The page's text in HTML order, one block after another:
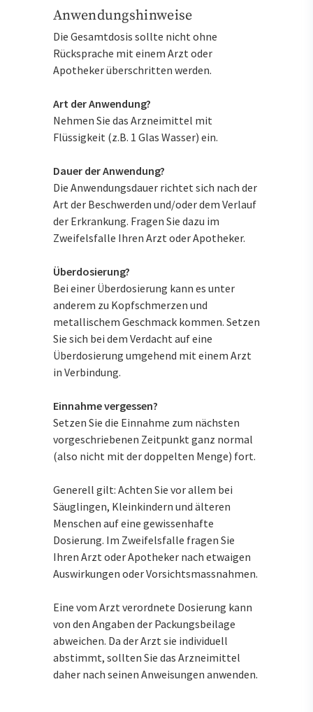
Anwendungshinweise
Die Gesamtdosis sollte nicht ohne
Rücksprache mit einem Arzt oder
Apotheker überschritten werden.
Art der Anwendung?
Nehmen Sie das Arzneimittel mit
Flüssigkeit (z.B. 1 Glas Wasser) ein.
Dauer der Anwendung?
Die Anwendungsdauer richtet sich nach der
Art der Beschwerden und/oder dem Verlauf
der Erkrankung. Fragen Sie dazu im
Zweifelsfalle Ihren Arzt oder Apotheker.
Überdosierung?
Bei einer Überdosierung kann es unter
anderem zu Kopfschmerzen und
metallischem Geschmack kommen. Setzen
Sie sich bei dem Verdacht auf eine
Überdosierung umgehend mit einem Arzt
in Verbindung.
Einnahme vergessen?
Setzen Sie die Einnahme zum nächsten
vorgeschriebenen Zeitpunkt ganz normal
(also nicht mit der doppelten Menge) fort.
Generell gilt: Achten Sie vor allem bei
Säuglingen, Kleinkindern und älteren
Menschen auf eine gewissenhafte
Dosierung. Im Zweifelsfalle fragen Sie
Ihren Arzt oder Apotheker nach etwaigen
Auswirkungen oder Vorsichtsmassnahmen.
Eine vom Arzt verordnete Dosierung kann
von den Angaben der Packungsbeilage
abweichen. Da der Arzt sie individuell
abstimmt, sollten Sie das Arzneimittel
daher nach seinen Anweisungen anwenden.